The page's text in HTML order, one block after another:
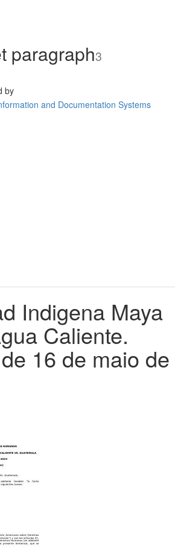
paragraph3
by
Indigena Maya
Caliente.
16 de maio de